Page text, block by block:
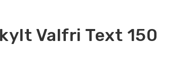
Återvinningsskyltar
Valfri Text 150